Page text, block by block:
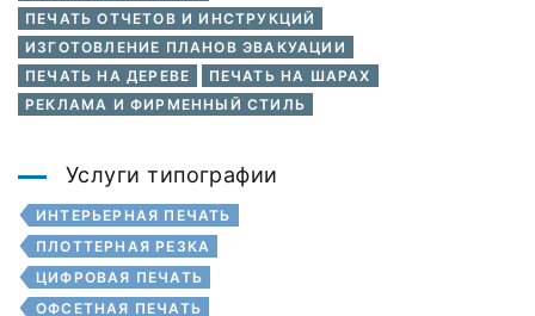
ПЕЧАТЬ ОТЧЕТОВ И ИНСТРУКЦИЙ
ИЗГОТОВЛЕНИЕ ПЛАНОВ ЭВАКУАЦИИ
ПЕЧАТЬ НА ДЕРЕВЕ
ПЕЧАТЬ НА ШАРАХ
РЕКЛАМА И ФИРМЕННЫЙ СТИЛЬ
Услуги типографии
ИНТЕРЬЕРНАЯ ПЕЧАТЬ
ПЛОТТЕРНАЯ РЕЗКА
ЦИФРОВАЯ ПЕЧАТЬ
ОФСЕТНАЯ ПЕЧАТЬ